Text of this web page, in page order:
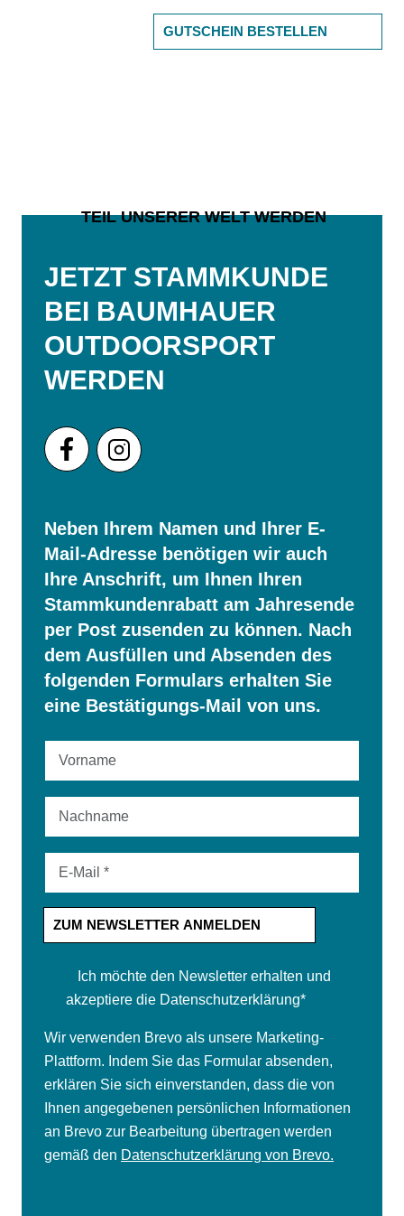
GUTSCHEIN BESTELLEN
TEIL UNSERER WELT WERDEN
JETZT STAMMKUNDE
BEI BAUMHAUER
OUTDOORSPORT
WERDEN
Neben Ihrem Namen und Ihrer E-
Mail-Adresse benötigen wir auch
Ihre Anschrift, um Ihnen Ihren
Stammkundenrabatt am Jahresende
per Post zusenden zu können. Nach
dem Ausfüllen und Absenden des
folgenden Formulars erhalten Sie
eine Bestätigungs-Mail von uns.
ZUM NEWSLETTER ANMELDEN
Ich möchte den Newsletter erhalten und
akzeptiere die Datenschutzerklärung*
Wir verwenden Brevo als unsere Marketing-
Plattform. Indem Sie das Formular absenden,
erklären Sie sich einverstanden, dass die von
Ihnen angegebenen persönlichen Informationen
an Brevo zur Bearbeitung übertragen werden
gemäß den Datenschutzerklärung von Brevo.